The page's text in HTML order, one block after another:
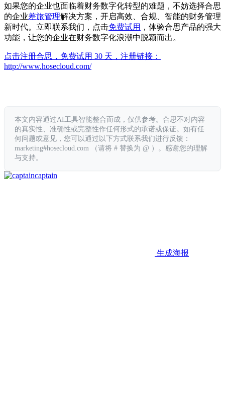
如果您的企业也面临着财务数字化转型的难题，不妨选择合思
的企业差旅管理解决方案，开启高效、合规、智能的财务管理
新时代。立即联系我们，点击免费试用 ，体验合思产品的强大
功能，让您的企业在财务数字化浪潮中脱颖而出。
点击注册合思，免费试用 30 天，注册链接：
http://www.hosecloud.com/
本文内容通过AI工具智能整合而成，仅供参考。合思不对内容
的真实性、准确性或完整性作任何形式的承诺或保证。如有任
何问题或意见，您可以通过以下方式联系我们进行反馈：
marketing#hosecloud.com （请将 # 替换为 @ ）。感谢您的理解
与支持。
captain
生成海报